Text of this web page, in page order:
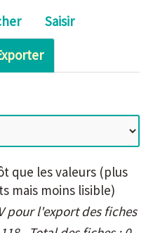
Saisir
que les valeurs (plus
mais moins lisible)
pour l'export des fiches